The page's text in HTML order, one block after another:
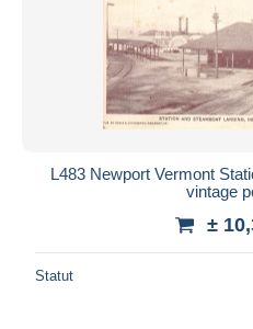
L483 Newport Vermont
vintage
±
Statut